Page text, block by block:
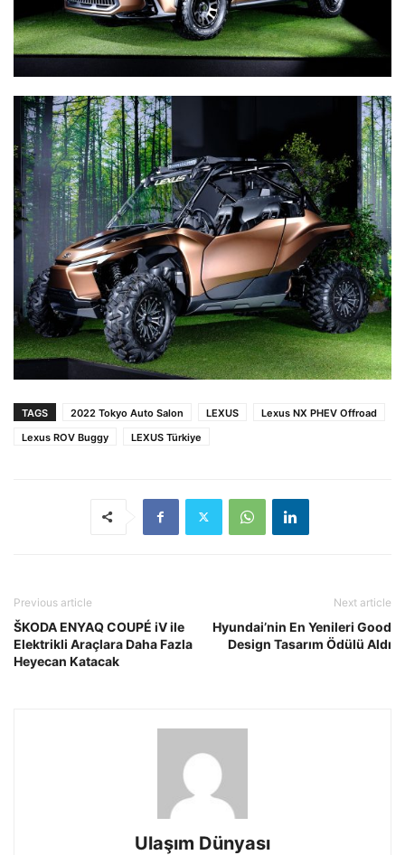
TAGS 2022 Tokyo Auto Salon LEXUS
Lexus NX PHEV Offroad
Lexus ROV Buggy
LEXUS Türkiye
Previous article
ŠKODA ENYAQ COUPÉ iV ile
Elektrikli Araçlara Daha Fazla
Heyecan Katacak
Next article
Hyundai’nin En Yenileri Good
Design Tasarım Ödülü Aldı
Ulaşım Dünyası